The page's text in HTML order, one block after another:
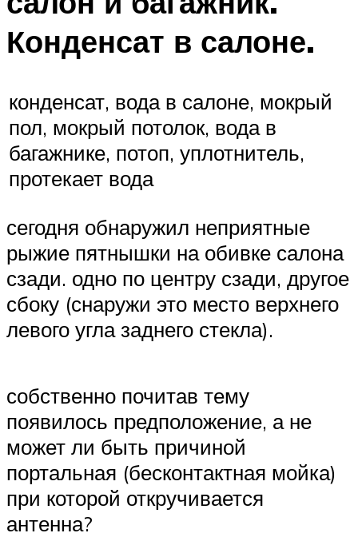
Конденсат в салоне.
конденсат, вода в салоне, мокрый
пол, мокрый потолок, вода в
багажнике, потоп, уплотнитель,
протекает вода
сегодня обнаружил неприятные
рыжие пятнышки на обивке салона
сзади. одно по центру сзади, другое
сбоку (снаружи это место верхнего
левого угла заднего стекла).
собственно почитав тему
появилось предположение, а не
может ли быть причиной
портальная (бесконтактная мойка)
при которой откручивается
антенна?